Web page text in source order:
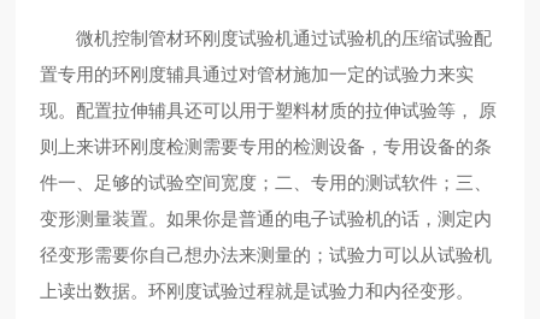
微机控制管材环刚度试验机通过试验机的压缩试验配
置专用的环刚度辅具通过对管材施加一定的试验力来实
现。配置拉伸辅具还可以用于塑料材质的拉伸试验等， 原
则上来讲环刚度检测需要专用的检测设备，专用设备的条
件一、足够的试验空间宽度；二、专用的测试软件；三、
变形测量装置。如果你是普通的电子试验机的话，测定内
径变形需要你自己想办法来测量的；试验力可以从试验机
上读出数据。环刚度试验过程就是试验力和内径变形。